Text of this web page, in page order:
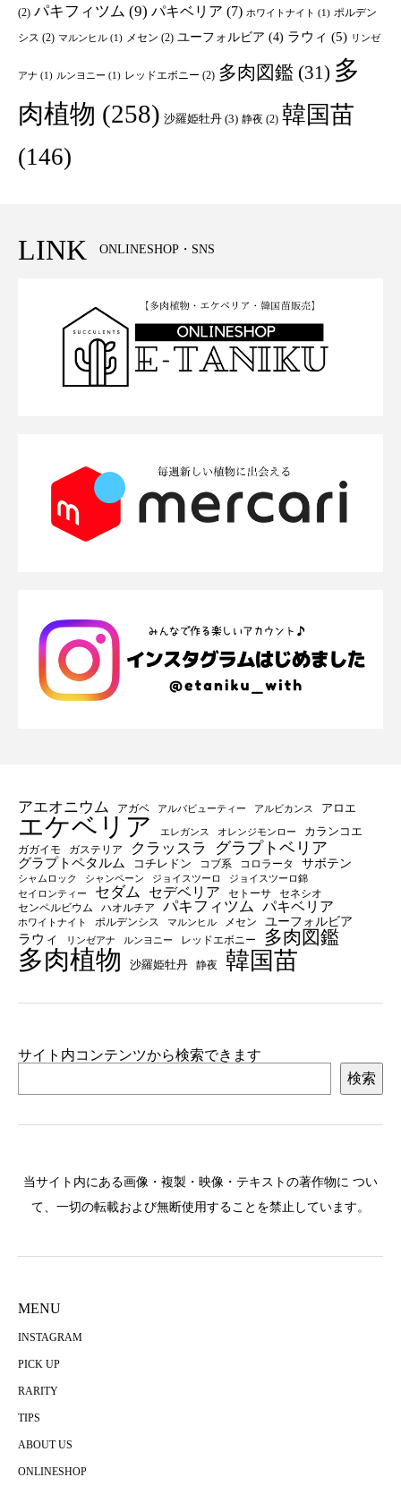
(2) パキフィツム (9) パキベリア (7) ホワイトナイト (1) ポルデン
シス (2) マルンヒル (1) メセン (2) ユーフォルビア (4) ラウィ (5) リンゼ
アナ (1) ルンヨニー (1) レッドエボニー (2) 多肉図鑑 (31) 多
肉植物 (258) 沙羅姫牡丹 (3) 静夜 (2) 韓国苗
(146)
LINK ONLINESHOP・SNS
アエオニウム アガベ アルバビューティー アルビカンス アロエ
エケベリア エレガンス オレンジモンロー カランコエ
ガガイモ ガステリア クラッスラ グラプトベリア
グラプトペタルム コチレドン コブ系 コロラータ サボテン
シャムロック シャンペーン ジョイスツーロ
ジョイスツーロ錦
セイロンティー
セダム セデベリア セトーサ
セネシオ
センペルビウム
ハオルチア パキフィツム パキベリア
ホワイトナイト ポルデンシス マルンヒル メセン
ユーフォルビア
ラウィ
リンゼアナ ルンヨニー レッドエボニー 多肉図鑑
多肉植物 沙羅姫牡丹 静夜 韓国苗
サイト内コンテンツから検索できます
検索
当サイト内にある画像・複製・映像・テキストの著作物に つい
て、一切の転載および無断使用することを禁止しています。
MENU
INSTAGRAM
PICK UP
RARITY
TIPS
ABOUT US
ONLINESHOP